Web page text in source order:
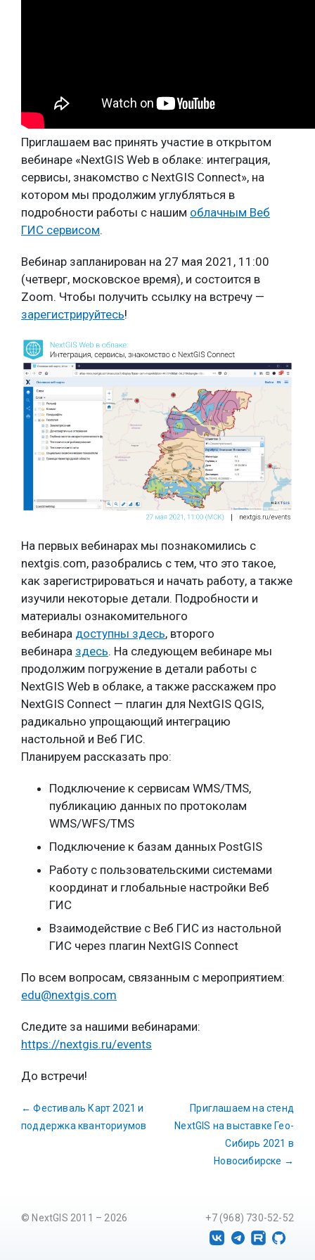
Приглашаем вас принять участие в открытом
вебинаре «NextGIS Web в облаке: интеграция,
сервисы, знакомство с NextGIS Connect», на
котором мы продолжим углубляться в
подробности работы с нашим облачным Веб
ГИС сервисом.
Вебинар запланирован на 27 мая 2021, 11:00
(четверг, московское время), и состоится в
Zoom. Чтобы получить ссылку на встречу —
зарегистрируйтесь!
На первых вебинарах мы познакомились с
nextgis.com, разобрались с тем, что это такое,
как зарегистрироваться и начать работу, а также
изучили некоторые детали. Подробности и
материалы ознакомительного
вебинара доступны здесь, второго
вебинара здесь. На следующем вебинаре мы
продолжим погружение в детали работы с
NextGIS Web в облаке, а также расскажем про
NextGIS Connect — плагин для NextGIS QGIS,
радикально упрощающий интеграцию
настольной и Веб ГИС.
Планируем рассказать про:
Подключение к сервисам WMS/TMS,
публикацию данных по протоколам
WMS/WFS/TMS
Подключение к базам данных PostGIS
Работу с пользовательскими системами
координат и глобальные настройки Веб
ГИС
Взаимодействие с Веб ГИС из настольной
ГИС через плагин NextGIS Connect
По всем вопросам, связанным с мероприятием:
edu@nextgis.com
Следите за нашими вебинарами:
https://nextgis.ru/events
До встречи!
← Фестиваль Карт 2021 и
поддержка кванториумов
Приглашаем на стенд
NextGIS на выставке Гео-
Сибирь 2021 в
Новосибирске →
+7 (968) 730-52-52
© NextGIS 2011 – 2026